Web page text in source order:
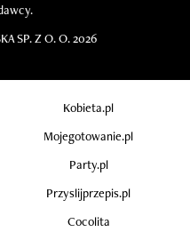
SP. Z O. O. 2026
Kobieta.pl
Mojegotowanie.pl
Party.pl
Przyslijprzepis.pl
Cocolita